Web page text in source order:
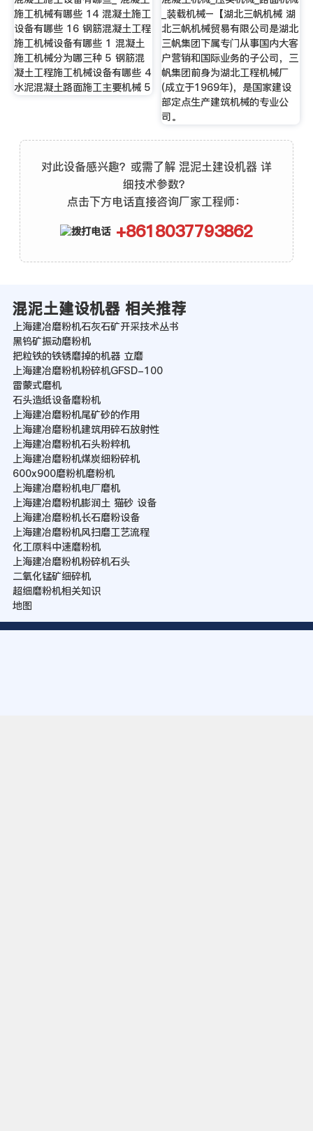
施工机械有哪些 14 混凝土施工
设备有哪些 16 钢筋混凝土工程
施工机械设备有哪些 1 混凝土
施工机械分为哪三种 5 钢筋混
凝土工程施工机械设备有哪些 4
水泥混凝土路面施工主要机械 5
_装载机械–【湖北三帆机械 湖
北三帆机械贸易有限公司是湖北
三帆集团下属专门从事国内大客
户营销和国际业务的子公司，三
帆集团前身为湖北工程机械厂
(成立于1969年)，是国家建设
部定点生产建筑机械的专业公
司。
对此设备感兴趣？或需了解 混泥土建设机器 详
细技术参数？
点击下方电话直接咨询厂家工程师：
+8618037793862
混泥土建设机器 相关推荐
上海建冶磨粉机石灰石矿开采技术丛书
黑钨矿振动磨粉机
把粒铁的铁锈磨掉的机器 立磨
上海建冶磨粉机粉碎机GFSD-100
雷蒙式磨机
石头造纸设备磨粉机
上海建冶磨粉机尾矿砂的作用
上海建冶磨粉机建筑用碎石放射性
上海建冶磨粉机石头粉粹机
上海建冶磨粉机煤炭细粉碎机
600x900磨粉机磨粉机
上海建冶磨粉机电厂磨机
上海建冶磨粉机膨润土 猫砂 设备
上海建冶磨粉机长石磨粉设备
上海建冶磨粉机风扫磨工艺流程
化工原料中速磨粉机
上海建冶磨粉机粉碎机石头
二氧化锰矿细碎机
超细磨粉机相关知识
地图